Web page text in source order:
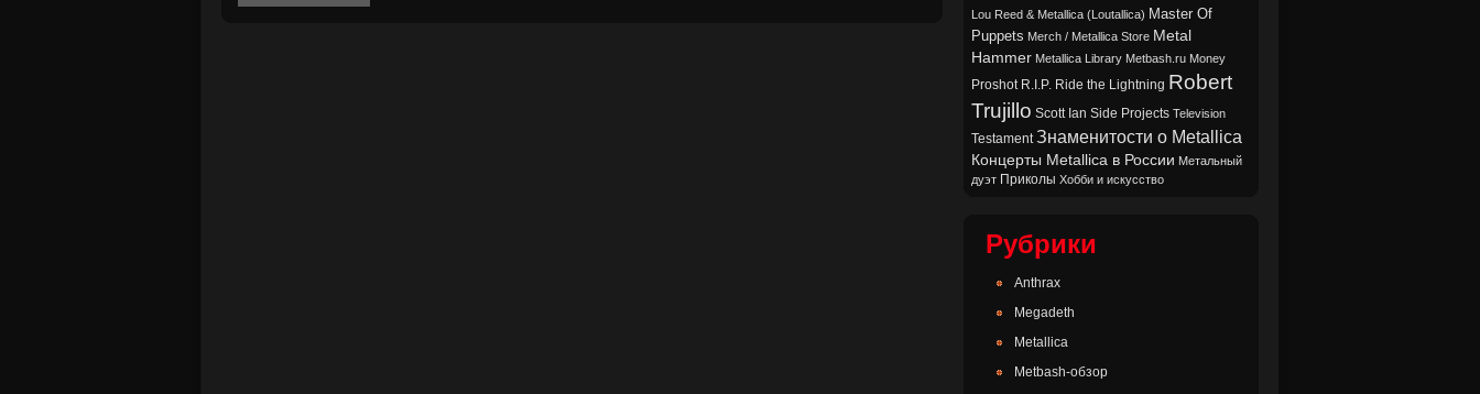
Lou Reed & Metallica (Loutallica) Master Of
Puppets Merch / Metallica Store Metal
Hammer Metallica Library Metbash.ru Money
Proshot R.I.P. Ride the Lightning Robert
Trujillo Scott Ian Side Projects Television
Testament Знаменитости о Metallica
Концерты Metallica в России Метальный
дуэт Приколы Хобби и искусство
Рубрики
Anthrax
Megadeth
Metallica
Metbash-обзор